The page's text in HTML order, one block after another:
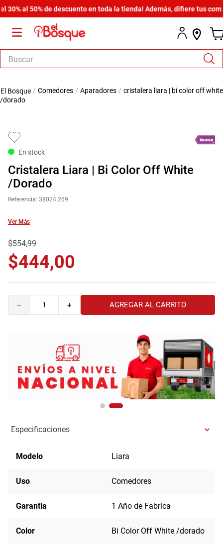
al 50% de descuento en toda la tienda! Además, difiere tus
Buscar
comedores aparadores
cristalera liara | bi color off white
/dorado
En stock
Cristalera Liara | Bi Color Off White
/Dorado
Referencia: 38024.269
Ver Más
$554,99
$444,00
＋
－ AGREGAR AL CARRITO
Especificaciones
Modelo Liara
Uso Comedores
Garantìa 1 Año de Fabrica
Color Bi Color Off White /dorado
1.
salas
.
zapatera
6.
armario lux
7.
cama
10
sofa